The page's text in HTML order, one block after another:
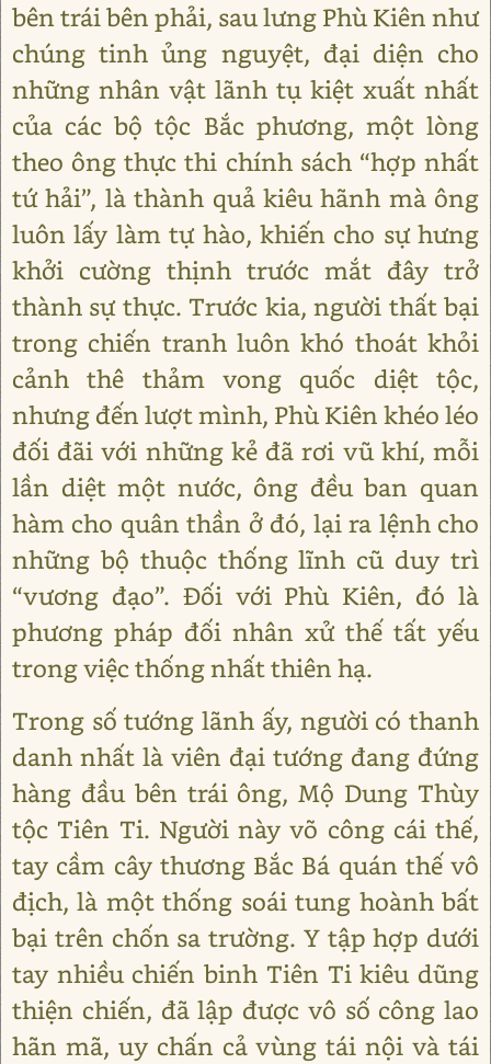
bên trái bên phải, sau lưng Phù Kiên như
chúng tinh ủng nguyệt, đại diện cho
những nhân vật lãnh tụ kiệt xuất nhất
của các bộ tộc Bắc phương, một lòng
theo ông thực thi chính sách “hợp nhất
tứ hải”, là thành quả kiêu hãnh mà ông
luôn lấy làm tự hào, khiến cho sự hưng
khởi cường thịnh trước mắt đây trở
thành sự thực. Trước kia, người thất bại
trong chiến tranh luôn khó thoát khỏi
cảnh thê thảm vong quốc diệt tộc,
nhưng đến lượt mình, Phù Kiên khéo léo
đối đãi với những kẻ đã rơi vũ khí, mỗi
lần diệt một nước, ông đều ban quan
hàm cho quân thần ở đó, lại ra lệnh cho
những bộ thuộc thống lĩnh cũ duy trì
“vương đạo”. Đối với Phù Kiên, đó là
phương pháp đối nhân xử thế tất yếu
trong việc thống nhất thiên hạ.
Trong số tướng lãnh ấy, người có thanh
danh nhất là viên đại tướng đang đứng
hàng đầu bên trái ông, Mộ Dung Thùy
tộc Tiên Ti. Người này võ công cái thế,
tay cầm cây thương Bắc Bá quán thế vô
địch, là một thống soái tung hoành bất
bại trên chốn sa trường. Y tập hợp dưới
tay nhiều chiến binh Tiên Ti kiêu dũng
thiện chiến, đã lập được vô số công lao
hãn mã, uy chấn cả vùng tái nội và tái